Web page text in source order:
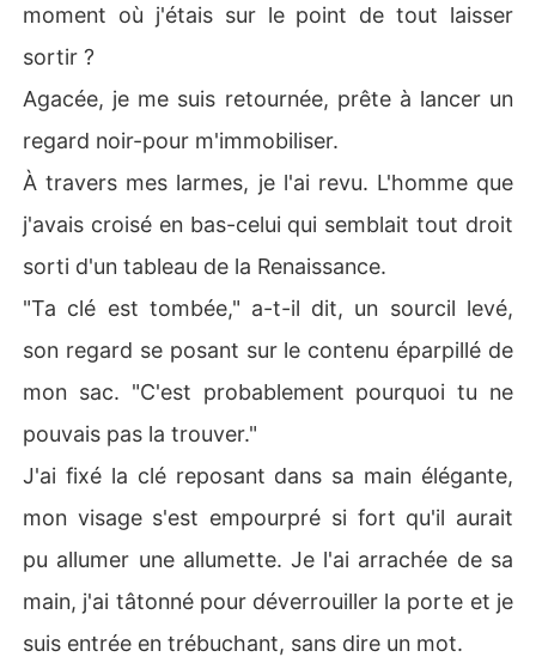
moment où j'étais sur le point de tout laisser
sortir ?
Agacée, je me suis retournée, prête à lancer un
regard noir-pour m'immobiliser.
À travers mes larmes, je l'ai revu. L'homme que
j'avais croisé en bas-celui qui semblait tout droit
sorti d'un tableau de la Renaissance.
"Ta clé est tombée," a-t-il dit, un sourcil levé,
son regard se posant sur le contenu éparpillé de
mon sac. "C'est probablement pourquoi tu ne
pouvais pas la trouver."
J'ai fixé la clé reposant dans sa main élégante,
mon visage s'est empourpré si fort qu'il aurait
pu allumer une allumette. Je l'ai arrachée de sa
main, j'ai tâtonné pour déverrouiller la porte et je
suis entrée en trébuchant, sans dire un mot.